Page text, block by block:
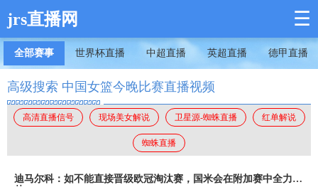
jrs直播网 ☰
全部赛事 世界杯直播 中超直播 英超直播 德甲直播
高级搜索 中国女篮今晚比赛直播视频
高清直播信号 现场美女解说 卫星源-蜘蛛直播 红单解说
蜘蛛直播
迪马尔科：如不能直接晋级欧冠淘汰赛，国米会在附加赛中全力以